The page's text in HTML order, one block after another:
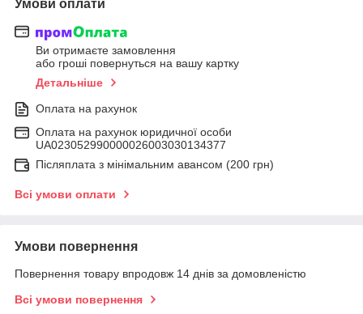
Умови оплати
Ви отримаєте замовлення
або гроші повернуться на вашу картку
Детальніше
Оплата на рахунок
Оплата на рахунок юридичної особи
UA023052990000026003030134377
Післяплата з мінімальним авансом (200 грн)
Всі умови оплати
Умови повернення
Повернення товару впродовж 14 днів за домовленістю
Всі умови повернення